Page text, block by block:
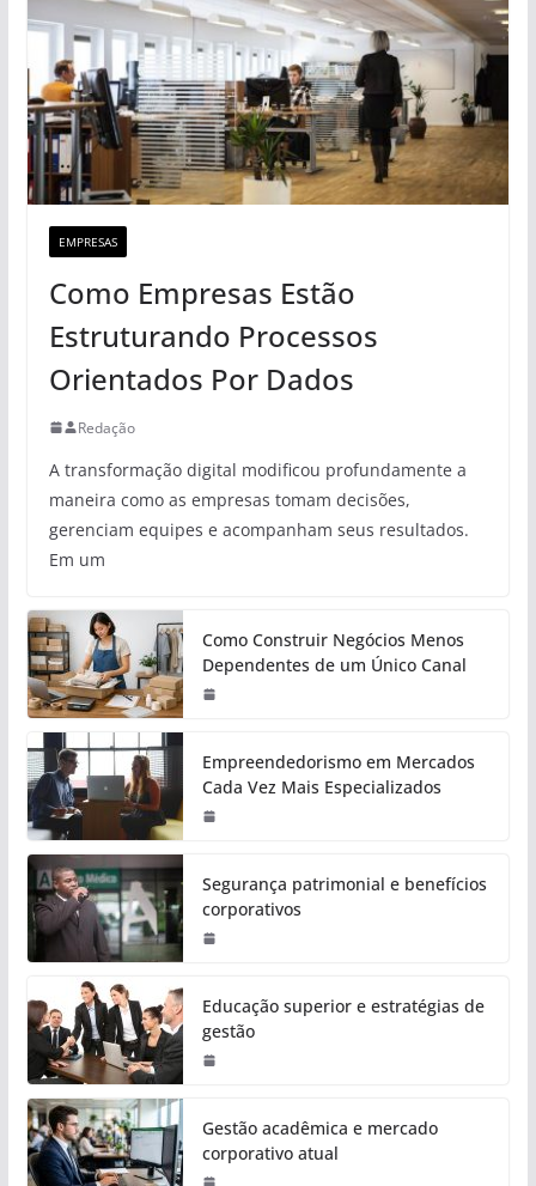
EMPRESAS
Como Empresas Estão
Estruturando Processos
Orientados Por Dados
Redação
A transformação digital modificou profundamente a
maneira como as empresas tomam decisões,
gerenciam equipes e acompanham seus resultados.
Em um
Como Construir Negócios Menos
Dependentes de um Único Canal
Empreendedorismo em Mercados
Cada Vez Mais Especializados
Segurança patrimonial e benefícios
corporativos
Educação superior e estratégias de
gestão
Gestão acadêmica e mercado
corporativo atual